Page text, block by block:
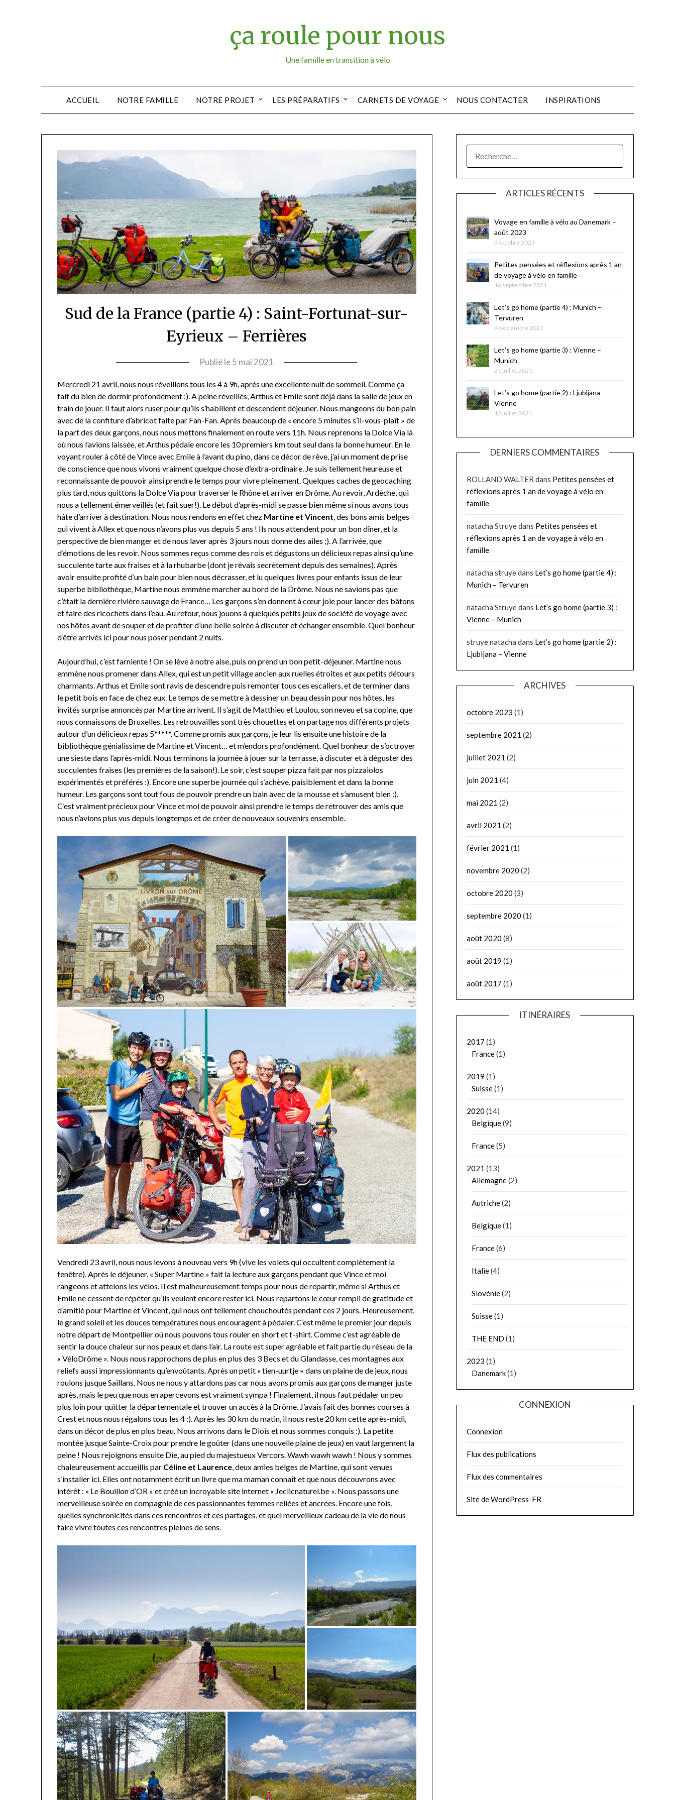
ça roule pour nous
Une famille en transition à vélo
ACCUEIL NOTRE FAMILLE NOTRE PROJET LES PRÉPARATIFS CARNETS DE VOYAGE NOUS CONTACTER INSPIRATIONS
Sud de la France (partie 4) : Saint-Fortunat-sur-
Eyrieux – Ferrières
Publié le5 mai 2021
par
Donck
Mercredi 21 avril, nous nous réveillons tous les 4 à 9h, après une excellente nuit de sommeil. Comme ça
fait du bien de dormir profondément :). A peine réveillés, Arthus et Emile sont déjà dans la salle de jeux en
train de jouer. Il faut alors ruser pour qu’ils s’habillent et descendent déjeuner. Nous mangeons du bon pain
avec de la confiture d’abricot faite par Fan-Fan. Après beaucoup de « encore 5 minutes s’il-vous-plaît » de
la part des deux garçons, nous nous mettons finalement en route vers 11h. Nous reprenons la Dolce Via là
où nous l’avions laissée, et Arthus pédale encore les 10 premiers km tout seul dans la bonne humeur. En le
voyant rouler à côté de Vince avec Emile à l’avant du pino, dans ce décor de rêve, j’ai un moment de prise
de conscience que nous vivons vraiment quelque chose d’extra-ordinaire. Je suis tellement heureuse et
reconnaissante de pouvoir ainsi prendre le temps pour vivre pleinement. Quelques caches de geocaching
plus tard, nous quittons la Dolce Via pour traverser le Rhône et arriver en Drôme. Au revoir, Ardèche, qui
nous a tellement émerveillés (et fait suer!). Le début d’après-midi se passe bien même si nous avons tous
hâte d’arriver à destination. Nous nous rendons en effet chez Martine et Vincent, des bons amis belges
qui vivent à Allex et que nous n’avons plus vus depuis 5 ans ! Ils nous attendent pour un bon dîner, et la
perspective de bien manger et de nous laver après 3 jours nous donne des ailes ;). A l’arrivée, que
d’émotions de les revoir. Nous sommes reçus comme des rois et dégustons un délicieux repas ainsi qu’une
succulente tarte aux fraises et à la rhubarbe (dont je rêvais secrètement depuis des semaines). Après
avoir ensuite profité d’un bain pour bien nous décrasser, et lu quelques livres pour enfants issus de leur
superbe bibliothèque, Martine nous emmène marcher au bord de la Drôme. Nous ne savions pas que
c’était la dernière rivière sauvage de France… Les garçons s’en donnent à cœur joie pour lancer des bâtons
et faire des ricochets dans l’eau. Au retour, nous jouons à quelques petits jeux de société de voyage avec
nos hôtes avant de souper et de profiter d’une belle soirée à discuter et échanger ensemble. Quel bonheur
d’être arrivés ici pour nous poser pendant 2 nuits.
Aujourd’hui, c’est farniente ! On se lève à notre aise, puis on prend un bon petit-déjeuner. Martine nous
emmène nous promener dans Allex, qui est un petit village ancien aux ruelles étroites et aux petits détours
charmants. Arthus et Emile sont ravis de descendre puis remonter tous ces escaliers, et de terminer dans
le petit bois en face de chez eux. Le temps de se mettre à dessiner un beau dessin pour nos hôtes, les
invités surprise annoncés par Martine arrivent. Il s’agit de Matthieu et Loulou, son neveu et sa copine, que
nous connaissons de Bruxelles. Les retrouvailles sont très chouettes et on partage nos différents projets
autour d’un délicieux repas 5*****. Comme promis aux garçons, je leur lis ensuite une histoire de la
bibliothèque génialissime de Martine et Vincent… et m’endors profondément. Quel bonheur de s’octroyer
une sieste dans l’après-midi. Nous terminons la journée à jouer sur la terrasse, à discuter et à déguster des
succulentes fraises (les premières de la saison!). Le soir, c’est souper pizza fait par nos pizzaiolos
expérimentés et préférés :). Encore une superbe journée qui s’achève, paisiblement et dans la bonne
humeur. Les garçons sont tout fous de pouvoir prendre un bain avec de la mousse et s’amusent bien :).
C’est vraiment précieux pour Vince et moi de pouvoir ainsi prendre le temps de retrouver des amis que
nous n’avions plus vus depuis longtemps et de créer de nouveaux souvenirs ensemble.
Vendredi 23 avril, nous nous levons à nouveau vers 9h (vive les volets qui occultent complètement la
fenêtre). Après le déjeuner, « Super Martine » fait la lecture aux garçons pendant que Vince et moi
rangeons et attelons les vélos. Il est malheureusement temps pour nous de repartir, même si Arthus et
Emile ne cessent de répéter qu’ils veulent encore rester ici. Nous repartons le cœur rempli de gratitude et
d’amitié pour Martine et Vincent, qui nous ont tellement chouchoutés pendant ces 2 jours. Heureusement,
le grand soleil et les douces températures nous encouragent à pédaler. C’est même le premier jour depuis
notre départ de Montpellier où nous pouvons tous rouler en short et t-shirt. Comme c’est agréable de
sentir la douce chaleur sur nos peaux et dans l’air. La route est super agréable et fait partie du réseau de la
« VéloDrôme ». Nous nous rapprochons de plus en plus des 3 Becs et du Glandasse, ces montagnes aux
reliefs aussi impressionnants qu’envoûtants. Après un petit « tien-uurtje » dans un plaine de de jeux, nous
roulons jusque Saillans. Nous ne nous y attardons pas car nous avons promis aux garçons de manger juste
après, mais le peu que nous en apercevons est vraiment sympa ! Finalement, il nous faut pédaler un peu
plus loin pour quitter la départementale et trouver un accès à la Drôme. J’avais fait des bonnes courses à
Crest et nous nous régalons tous les 4 :). Après les 30 km du matin, il nous reste 20 km cette après-midi,
dans un décor de plus en plus beau. Nous arrivons dans le Diois et nous sommes conquis :). La petite
montée jusque Sainte-Croix pour prendre le goûter (dans une nouvelle plaine de jeux) en vaut largement la
peine ! Nous rejoignons ensuite Die, au pied du majestueux Vercors. Wawh wawh wawh ! Nous y sommes
chaleureusement accueillis par Céline et Laurence, deux amies belges de Martine, qui sont venues
s’installer ici. Elles ont notamment écrit un livre que ma maman connaît et que nous découvrons avec
intérêt : « Le Bouillon d’OR » et créé un incroyable site internet « Jeclicnaturel.be ». Nous passons une
merveilleuse soirée en compagnie de ces passionnantes femmes reliées et ancrées. Encore une fois,
quelles synchronicités dans ces rencontres et ces partages, et quel merveilleux cadeau de la vie de nous
faire vivre toutes ces rencontres pleines de sens.
ARTICLES RÉCENTS
Voyage en famille à vélo au Danemark –
août 2023
3 octobre 2023
Petites pensées et réflexions après 1 an
de voyage à vélo en famille
16 septembre 2021
Let’s go home (partie 4) : Munich –
Tervuren
4 septembre 2021
Let’s go home (partie 3) : Vienne –
Munich
21 juillet 2021
Let’s go home (partie 2) : Ljubljana –
Vienne
12 juillet 2021
DERNIERS COMMENTAIRES
ROLLAND WALTER dans Petites pensées et
réflexions après 1 an de voyage à vélo en
famille
natacha Struyedans Petites pensées et
réflexions après 1 an de voyage à vélo en
famille
natacha struyedans Let’s go home (partie 4) :
Munich – Tervuren
natacha Struyedans Let’s go home (partie 3) :
Vienne – Munich
struye natacha dans Let’s go home (partie 2) :
Ljubljana – Vienne
ARCHIVES
octobre 2023 (1)
septembre 2021 (2)
juillet 2021 (2)
juin 2021 (4)
mai 2021 (2)
avril 2021 (2)
février 2021 (1)
novembre 2020 (2)
octobre 2020 (3)
septembre 2020 (1)
août 2020 (8)
août 2019 (1)
août 2017 (1)
ITINÉRAIRES
2017 (1)
France(1)
2019 (1)
Suisse(1)
2020 (14)
Belgique(9)
France(5)
2021 (13)
Allemagne(2)
Autriche(2)
Belgique(1)
France(6)
Italie(4)
Slovénie(2)
Suisse(1)
THE END (1)
2023 (1)
Danemark(1)
CONNEXION
Connexion
Flux des publications
Flux des commentaires
Site de WordPress-FR